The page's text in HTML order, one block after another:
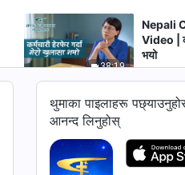
38:19
Nepali
Video |
भयो
35:47
Nepali
थुमाका पाइलाहरू
आनन्द लिनुहोस्